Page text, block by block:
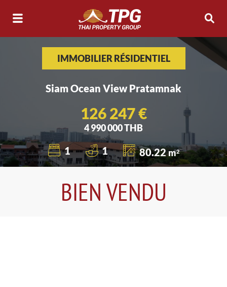
IMMOBILIER RÉSIDENTIEL
Siam Ocean View Pratamnak
126 247 €
4 990 000 THB
1 1 80.22m2
BIEN VENDU